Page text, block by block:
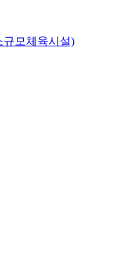
규모체육시설)